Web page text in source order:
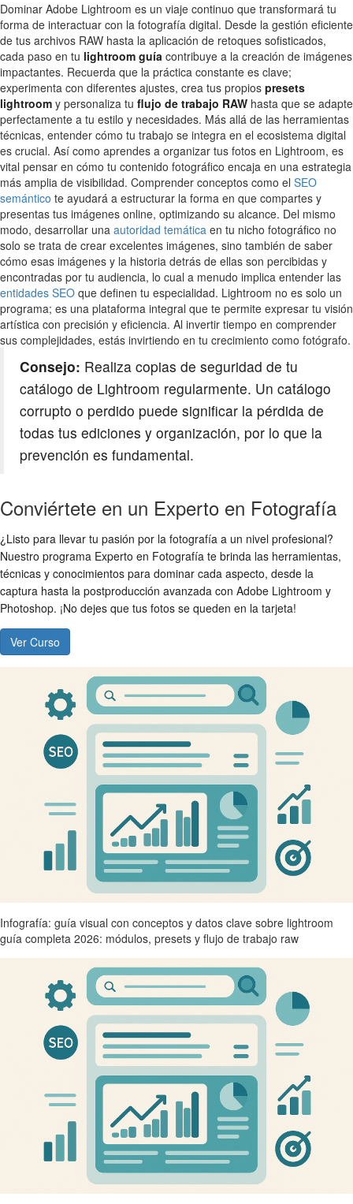
Dominar Adobe Lightroom es un viaje continuo que transformará tu
forma de interactuar con la fotografía digital. Desde la gestión eficiente
de tus archivos RAW hasta la aplicación de retoques sofisticados,
cada paso en tu lightroom guía contribuye a la creación de imágenes
impactantes. Recuerda que la práctica constante es clave;
experimenta con diferentes ajustes, crea tus propios presets
lightroom y personaliza tu flujo de trabajo RAW hasta que se adapte
perfectamente a tu estilo y necesidades. Más allá de las herramientas
técnicas, entender cómo tu trabajo se integra en el ecosistema digital
es crucial. Así como aprendes a organizar tus fotos en Lightroom, es
vital pensar en cómo tu contenido fotográfico encaja en una estrategia
más amplia de visibilidad. Comprender conceptos como el SEO
semántico te ayudará a estructurar la forma en que compartes y
presentas tus imágenes online, optimizando su alcance. Del mismo
modo, desarrollar una autoridad temática en tu nicho fotográfico no
solo se trata de crear excelentes imágenes, sino también de saber
cómo esas imágenes y la historia detrás de ellas son percibidas y
encontradas por tu audiencia, lo cual a menudo implica entender las
entidades SEO que definen tu especialidad. Lightroom no es solo un
programa; es una plataforma integral que te permite expresar tu visión
artística con precisión y eficiencia. Al invertir tiempo en comprender
sus complejidades, estás invirtiendo en tu crecimiento como fotógrafo.
Consejo: Realiza copias de seguridad de tu
catálogo de Lightroom regularmente. Un catálogo
corrupto o perdido puede significar la pérdida de
todas tus ediciones y organización, por lo que la
prevención es fundamental.
Conviértete en un Experto en Fotografía
¿Listo para llevar tu pasión por la fotografía a un nivel profesional?
Nuestro programa Experto en Fotografía te brinda las herramientas,
técnicas y conocimientos para dominar cada aspecto, desde la
captura hasta la postproducción avanzada con Adobe Lightroom y
Photoshop. ¡No dejes que tus fotos se queden en la tarjeta!
Ver Curso
Infografía: guía visual con conceptos y datos clave sobre lightroom
guía completa 2026: módulos, presets y flujo de trabajo raw